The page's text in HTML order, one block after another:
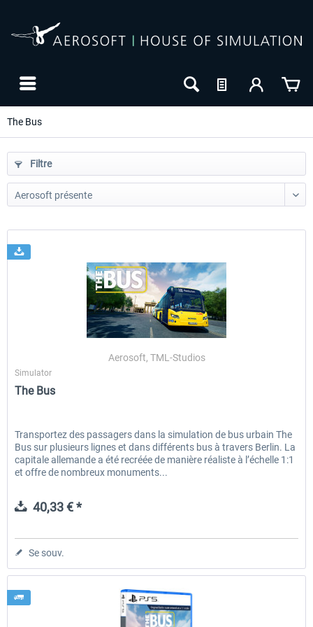
The Bus
The Bus - Hamburg City
Filtre
Aerosoft, TML-Studios
Simulator
The Bus
Transportez des passagers dans la simulation de bus urbain The
Bus sur plusieurs lignes et dans différents bus à travers Berlin. La
capitale allemande a été recréée de manière réaliste à l’échelle 1:1
et offre de nombreux monuments...
40,33 € *
Se souv.